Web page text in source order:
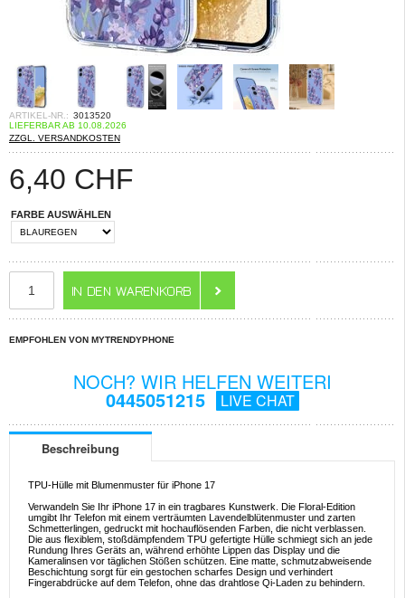
ARTIKEL-NR.: 3013520
LIEFERBAR AB 10.08.2026
ZZGL. VERSANDKOSTEN
6,40 CHF
FARBE AUSWÄHLEN
EMPFOHLEN VON MYTRENDYPHONE
NOCH? WIR HELFEN WEITERI
0445051215 LIVE CHAT
Beschreibung
TPU-Hülle mit Blumenmuster für iPhone 17
Verwandeln Sie Ihr iPhone 17 in ein tragbares Kunstwerk. Die Floral-Edition
umgibt Ihr Telefon mit einem verträumten Lavendelblütenmuster und zarten
Schmetterlingen, gedruckt mit hochauflösenden Farben, die nicht verblassen.
Die aus flexiblem, stoßdämpfendem TPU gefertigte Hülle schmiegt sich an jede
Rundung Ihres Geräts an, während erhöhte Lippen das Display und die
Kameralinsen vor täglichen Stößen schützen. Eine matte, schmutzabweisende
Beschichtung sorgt für ein gestochen scharfes Design und verhindert
Fingerabdrücke auf dem Telefon, ohne das drahtlose Qi-Laden zu behindern.